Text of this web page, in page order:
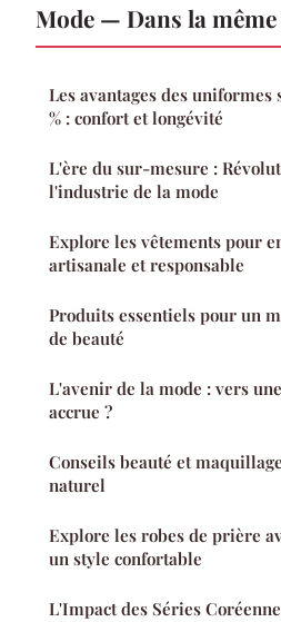
Mode — Dans la
Les avantages des uniformes
% : confort et longévité
L'ère du sur-mesure :
l'industrie de la mode
Explore les vêtements pour
artisanale et responsable
Produits essentiels pour un
de beauté
L'avenir de la mode : vers
accrue ?
Conseils beauté et
naturel
Explore les robes de prière
un style confortable
L'Impact des Séries